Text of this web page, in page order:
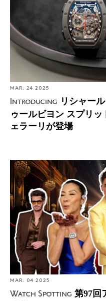
MAR. 24 2025
Introducing リシャー
ゥールビヨン スプリ
ェラーリが登場
Watch Spotting: 第97回ア
MAR. 04 2025
Watch Spotting 第97回